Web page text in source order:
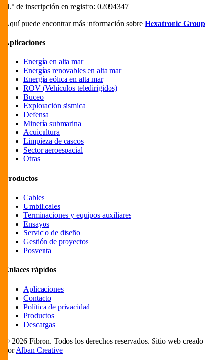
N.º de inscripción en registro: 02094347
Aquí puede encontrar más información sobre Hexatronic Group
Aplicaciones
Energía en alta mar
Energías renovables en alta mar
Energía eólica en alta mar
ROV (Vehículos teledirigidos)
Buceo
Exploración sísmica
Defensa
Minería submarina
Acuicultura
Limpieza de cascos
Sector aeroespacial
Otras
Productos
Cables
Umbilicales
Terminaciones y equipos auxiliares
Ensayos
Servicio de diseño
Gestión de proyectos
Posventa
Enlaces rápidos
Aplicaciones
Contacto
Política de privacidad
Productos
Descargas
© 2026 Fibron. Todos los derechos reservados. Sitio web creado
porAlban Creative